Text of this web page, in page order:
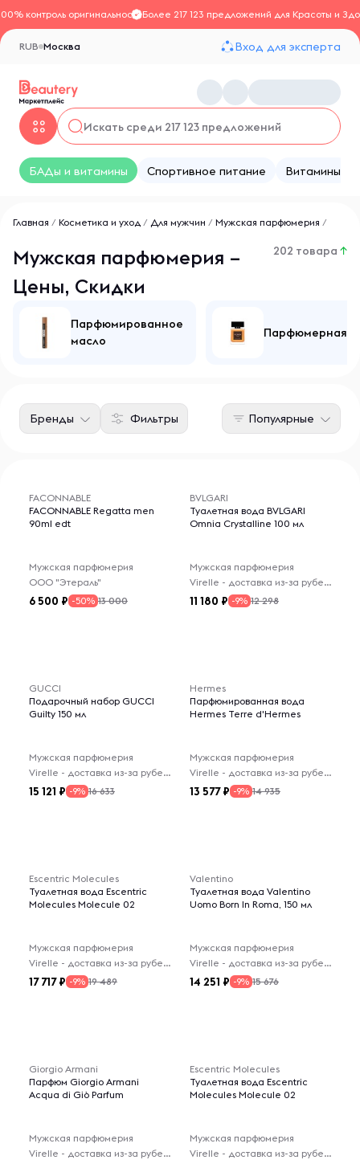
контроль оригинальностиБолее 217 123 предложений для Красоты и
Москва
RUB Вход для эксперта
БАДы и витамины Спортивное питание Витамины
Главная / Косметика и уход / Для мужчин / Мужская парфюмерия /
Мужская парфюмерия –
Цены, Скидки
202 товара ↑
Парфюмированное
масло
Парфюмерная
Фильтры
Бренды Популярные
FACONNABLE
FACONNABLE Regatta men
90ml edt
Мужская парфюмерия
ООО "Этераль"
6 500 -50% 13 000
BVLGARI
Туалетная вода BVLGARI
Omnia Crystalline 100 мл
Мужская парфюмерия
Virelle - доставка из-за рубежа
11 180 -9% 12 298
GUCCI
Подарочный набор GUCCI
Guilty 150 мл
Мужская парфюмерия
Virelle - доставка из-за рубежа
15 121 -9% 16 633
Hermes
Парфюмированная вода
Hermes Terre d'Hermes
Мужская парфюмерия
Virelle - доставка из-за рубежа
13 577 -9% 14 935
Escentric Molecules
Туалетная вода Escentric
Molecules Molecule 02
Мужская парфюмерия
Virelle - доставка из-за рубежа
17 717 -9% 19 489
Valentino
Туалетная вода Valentino
Uomo Born In Roma, 150 мл
Мужская парфюмерия
Virelle - доставка из-за рубежа
14 251 -9% 15 676
Giorgio Armani
Парфюм Giorgio Armani
Acqua di Giò Parfum
Мужская парфюмерия
Virelle - доставка из-за рубежа
Escentric Molecules
Туалетная вода Escentric
Molecules Molecule 02
Мужская парфюмерия
Virelle - доставка из-за рубежа